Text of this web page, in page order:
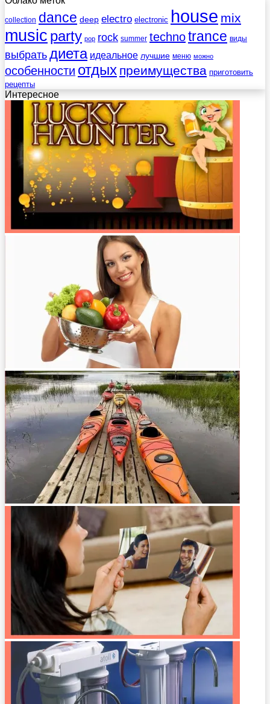
collection dance deep electro electronic house mix
music party pop rock summer technotrance виды
выбратьдиета идеальное лучшие меню можно
особенности отдых преимущества приготовить
рецепты
Интересное